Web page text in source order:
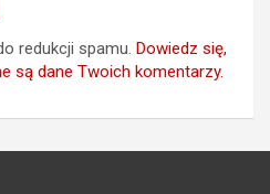
redukcji spamu. Dowiedz się,
są dane Twoich komentarzy.